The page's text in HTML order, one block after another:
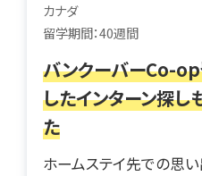
カナダ
留学期間：40週間
バンクーバーCo-
したインターン探し
た
ホームステイ先での思